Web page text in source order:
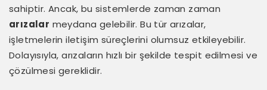
sahiptir. Ancak, bu sistemlerde zaman zaman
arızalar meydana gelebilir. Bu tür arızalar,
işletmelerin iletişim süreçlerini olumsuz etkileyebilir.
Dolayısıyla, arızaların hızlı bir şekilde tespit edilmesi ve
çözülmesi gereklidir.